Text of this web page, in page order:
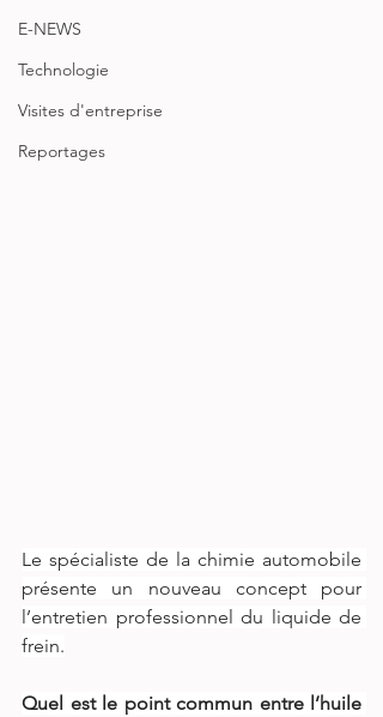
E-NEWS
Technologie
Visites d'entreprise
Reportages
Le spécialiste de la chimie automobile
présente un nouveau concept pour
l’entretien professionnel du liquide de
frein.
Quel est le point commun entre l’huile